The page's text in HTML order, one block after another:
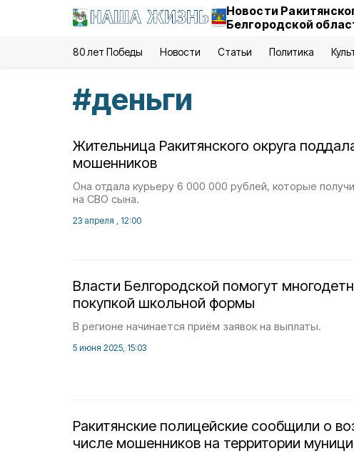
Новости
Белгородской
80 лет Победы Новости Статьи Политика
#деньги
Жительница Ракитянского округа
мошенников
Она отдала курьеру 6 000 000 рублей, которые
на СВО сына.
23 апреля , 12:00
Власти Белгородской помогут
покупкой школьной формы
В регионе начинается приём заявок на выплаты.
5 июня 2025, 15:03
Ракитянские полицейские сообщили о
числе мошенников на территории